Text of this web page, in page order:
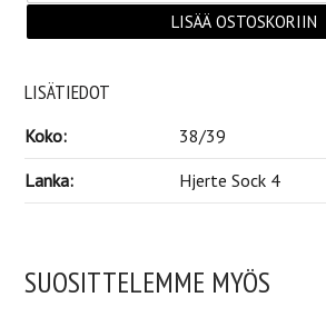
LISÄTIEDOT
Koko:
38/39
Lanka:
Hjerte Sock 4
SUOSITTELEMME MYÖS